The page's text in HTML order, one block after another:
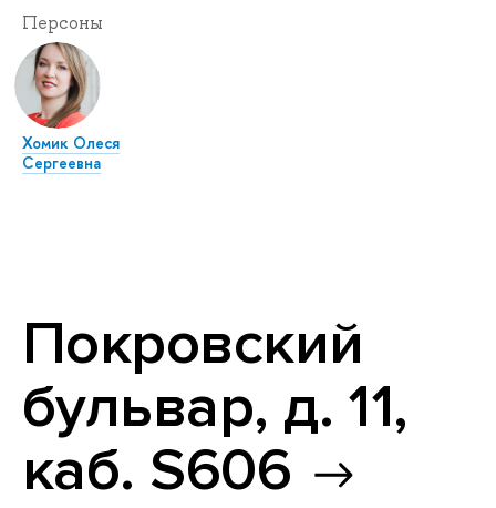
Персоны
Хомик Олеся
Сергеевна
Покровский
бульвар, д. 11,
каб. S606